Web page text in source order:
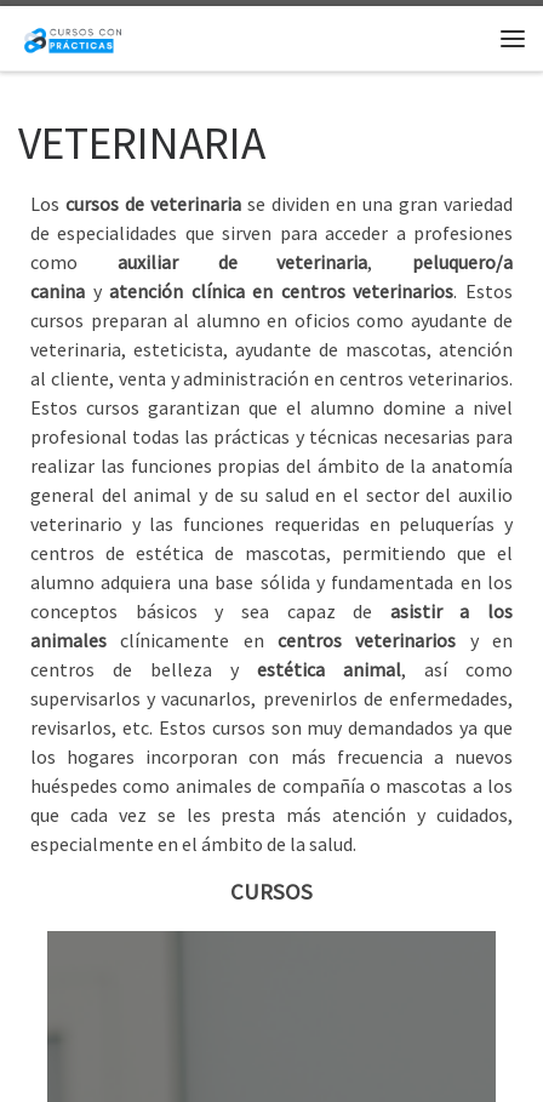
Saltar al contenido
VETERINARIA
Los cursos de veterinaria se dividen en una gran variedad
de especialidades que sirven para acceder a profesiones
como auxiliar de veterinaria, peluquero/a
canina yatención clínica en centros veterinarios. Estos
cursos preparan al alumno en oficios como ayudante de
veterinaria, esteticista, ayudante de mascotas, atención
al cliente, venta y administración en centros veterinarios.
Estos cursos garantizan que el alumno domine a nivel
profesional todas las prácticas y técnicas necesarias para
realizar las funciones propias del ámbito de la anatomía
general del animal y de su salud en el sector del auxilio
veterinario y las funciones requeridas en peluquerías y
centros de estética de mascotas, permitiendo que el
alumno adquiera una base sólida y fundamentada en los
conceptos básicos y sea capaz de asistir a los
animales clínicamente en centros veterinarios y en
centros de belleza y estética animal, así como
supervisarlos y vacunarlos, prevenirlos de enfermedades,
revisarlos, etc. Estos cursos son muy demandados ya que
los hogares incorporan con más frecuencia a nuevos
huéspedes como animales de compañía o mascotas a los
que cada vez se les presta más atención y cuidados,
especialmente en el ámbito de la salud.
CURSOS